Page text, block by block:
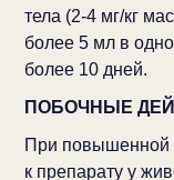
тела (2-4 мг/кг
более 5 мл в
более 10 дней.
ПОБОЧНЫЕ
При повышенной
к препарату у